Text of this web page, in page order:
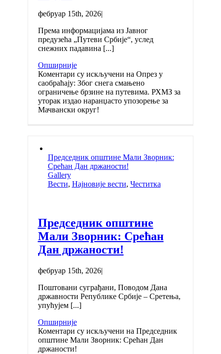
фебруар 15th, 2026|
Према информацијама из Јавног
предузећа „Путеви Србије“, услед
снежних падавина [...]
Опширније
Коментари су искључени на Опрез у
саобраћају: Због снега смањено
ограничење брзине на путевима. РХМЗ за
уторак издао наранџасто упозорење за
Мачвански округ!
Председник општине Мали Зворник:
Срећан Дан држаности!
Gallery
Вести, Најновије вести, Честитка
Председник општине
Мали Зворник: Срећан
Дан држаности!
фебруар 15th, 2026|
Поштовани суграђани, Поводом Дана
државности Републике Србије – Сретења,
упућујем [...]
Опширније
Коментари су искључени на Председник
општине Мали Зворник: Срећан Дан
држаности!